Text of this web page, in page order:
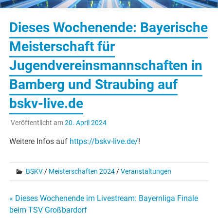
Dieses Wochenende: Bayerische
Meisterschaft für
Jugendvereinsmannschaften in
Bamberg und Straubing auf
bskv-live.de
Veröffentlicht am20. April 2024
Weitere Infos auf https://bskv-live.de/!
BSKV/ Meisterschaften 2024/Veranstaltungen
Beitragsnavigation
« Dieses Wochenende im Livestream: Bayernliga Finale
beim TSV Großbardorf